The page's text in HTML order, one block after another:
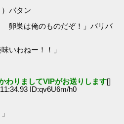
バタン
卵巣は俺のものだぞ！」バリバ
いわねー！！」
わりましてVIPがお送りします[]
ID:qv6U6m/h0